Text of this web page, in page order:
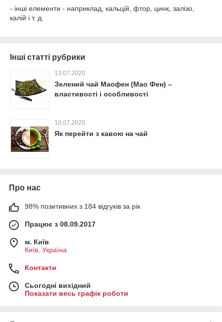
- інші елементи - наприклад, кальцій, фтор, цинк, залізо,
калій і т. д.
Інші статті рубрики
13.07.2020
Зелений чай Маофен (Мао Фен) –
властивості і особливості
10.07.2020
Як перейти з кавою на чай
Про нас
98% позитивних з 184 відгуків за рік
Працює з 08.09.2017
м. Київ
Київ, Україна
Контакти
Сьогодні вихідний
Показати весь графік роботи